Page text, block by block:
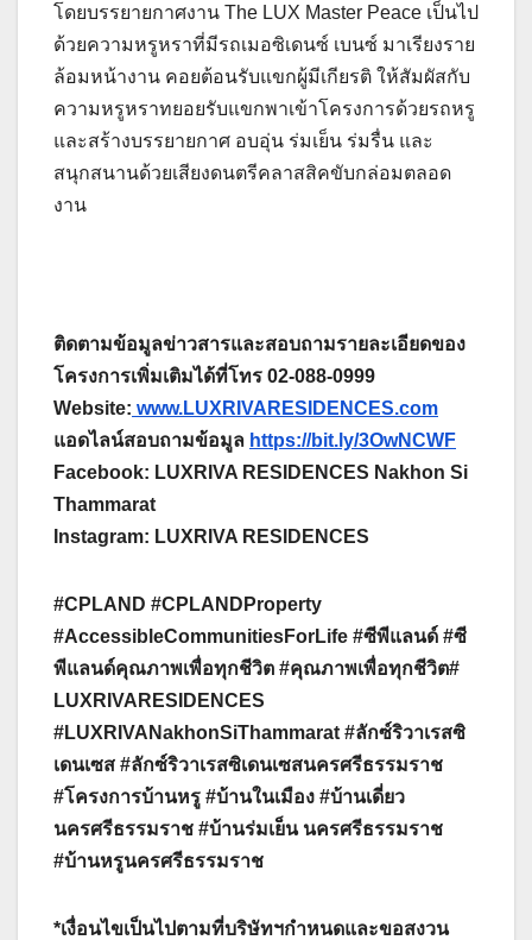
โดยบรรยายกาศงาน The LUX Master Peace เป็นไป
ด้วยความหรูหราที่มีรถเมอซิเดนซ์ เบนซ์ มาเรียงราย
ล้อมหน้างาน คอยต้อนรับแขกผู้มีเกียรติ ให้สัมผัสกับ
ความหรูหราทยอยรับแขกพาเข้าโครงการด้วยรถหรู
และสร้างบรรยายกาศ อบอุ่น ร่มเย็น ร่มรื่น และ
สนุกสนานด้วยเสียงดนตรีคลาสสิคขับกล่อมตลอด
งาน
ติดตามข้อมูลข่าวสารและสอบถามรายละเอียดของ
โครงการเพิ่มเติมได้ที่โทร 02-088-0999
Website: www.LUXRIVARESIDENCES.com
แอดไลน์สอบถามข้อมูล https://bit.ly/3OwNCWF
Facebook: LUXRIVA RESIDENCES Nakhon Si
Thammarat
Instagram: LUXRIVA RESIDENCES
#CPLAND #CPLANDProperty
#AccessibleCommunitiesForLife #ซีพีแลนด์ #ซี
พีแลนด์คุณภาพเพื่อทุกชีวิต #คุณภาพเพื่อทุกชีวิต#
LUXRIVARESIDENCES
#LUXRIVANakhonSiThammarat #ลักซ์ริวาเรสซิ
เดนเซส #ลักซ์ริวาเรสซิเดนเซสนครศรีธรรมราช
#โครงการบ้านหรู #บ้านในเมือง #บ้านเดี่ยว
นครศรีธรรมราช #บ้านร่มเย็น นครศรีธรรมราช
#บ้านหรูนครศรีธรรมราช
*เงื่อนไขเป็นไปตามที่บริษัทฯกำหนดและขอสงวน